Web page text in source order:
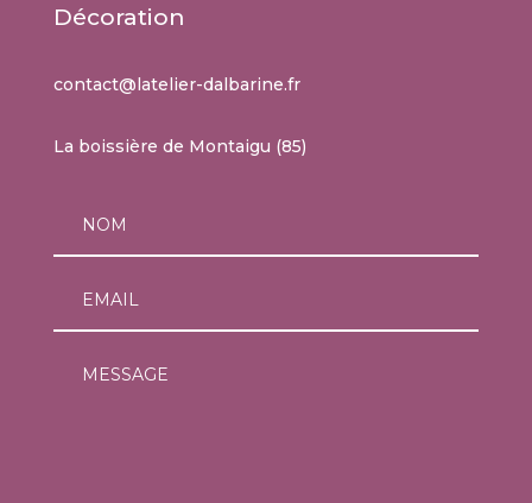
Décoration
contact@latelier-dalbarine.fr
La boissière de Montaigu (85)